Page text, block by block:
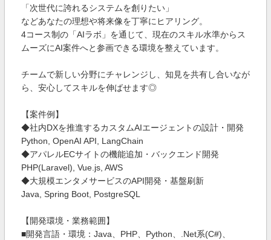
「次世代に誇れるシステムを創りたい」
などあなたの理想や将来像を丁寧にヒアリング。
4コース制の「AIラボ」を通じて、現在のスキル水準からス
ムーズにAI案件へと参画できる環境を整えています。
チームで新しい分野にチャレンジし、知見を共有し合いなが
ら、安心してスキルを伸ばせます◎
【案件例】
◆社内DXを推進するカスタムAIエージェントの設計・開発
Python, OpenAI API, LangChain
◆アパレルECサイトの機能追加・バックエンド開発
PHP(Laravel), Vue.js, AWS
◆大規模エンタメサービスのAPI開発・基盤刷新
Java, Spring Boot, PostgreSQL
【開発環境・業務範囲】
■開発言語・環境：Java、PHP、Python、.Net系(C#)、